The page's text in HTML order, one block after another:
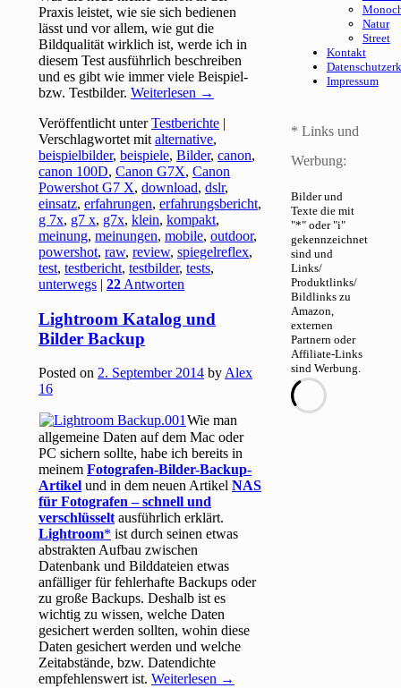
Praxis leistet, wie sie sich bedienen
lässt und vor allem, wie gut die
Bildqualität wirklich ist, werde ich in
diesem Test ausführlich beschreiben
und es gibt wie immer viele Beispiel-
bzw. Testbilder.Weiterlesen →
Veröffentlicht unter Testberichte |
Verschlagwortet mit alternative,
beispielbilder,beispiele,Bilder,canon,
canon 100D,Canon G7X,Canon
Powershot G7 X,download,dslr,
einsatz,erfahrungen,erfahrungsbericht,
g 7x, g7 x, g7x,klein,kompakt,
meinung,meinungen,mobile,outdoor,
powershot,raw,review,spiegelreflex,
test,testbericht,testbilder,tests,
unterwegs |22 Antworten
Lightroom Katalog und
Bilder Backup
Posted on 2. September 2014 by Alex
16
Wie man
allgemeine Daten auf dem Mac oder
PC sichern sollte, habe ich bereits in
meinemFotografen-Bilder-Backup-
Artikel und in dem neuen ArtikelNAS
für Fotografen – schnell und
verschlüsselt ausführlich erklärt.
Lightroom
ist durch seinen etwas
abstrakten Aufbau zwischen
Datenbank und Bilddateien etwas
anfälliger für fehlerhafte Backups oder
zu große Backups. Deshalb ist es
wichtig zu wissen, welche Daten
gesichert werden sollten, wohin diese
Daten gesichert werden und welche
Zeitabstände, bzw. Datendichte
empfehlenswert ist.Weiterlesen →
Natur
Street
Kontakt
Impressum
* Links und
Werbung:
Bilder und
Texte die mit
"*" oder "i"
gekennzeichnet
sind und
Links/
Produktlinks/
Bildlinks zu
Amazon,
externen
Partnern oder
Affiliate-Links
sind Werbung.